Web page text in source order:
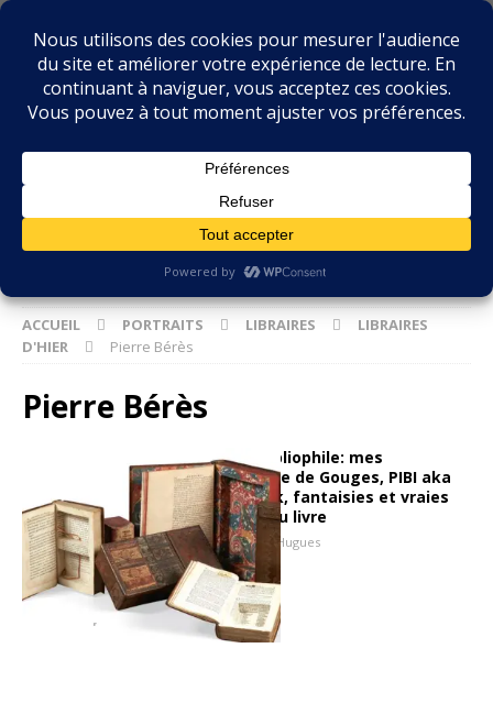
BIBLIOPHILIE.COM
LE BLOG DU BIBLIOPHILE, DES BIBLIOPHILES, DE LA
ACCUEIL PORTRAITS LIBRAIRES
LIBRAIRES
D'HIER
Pierre Bérès
Pierre Bérès
Miscellanées du Bibliophile: mes
hommages Madame de Gouges, PIBI aka
Pierre Berès is back, fantaisies et vraies
curiosités autour du livre
25 novembre 2012 Hugues